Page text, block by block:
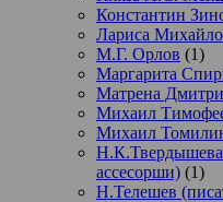
Константин
Лариса
М.Г. Орлов (1)
Маргарита
Матрена
Михаил
Михаил
ассесорши) (1)
Н.Телешев